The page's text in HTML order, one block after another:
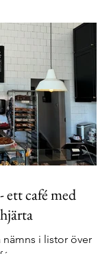
ett café med
i listor över